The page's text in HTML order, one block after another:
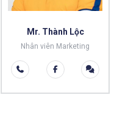
Mr. Thành Lộc
Nhân viên Marketing